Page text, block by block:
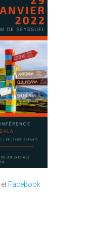
et Facebook